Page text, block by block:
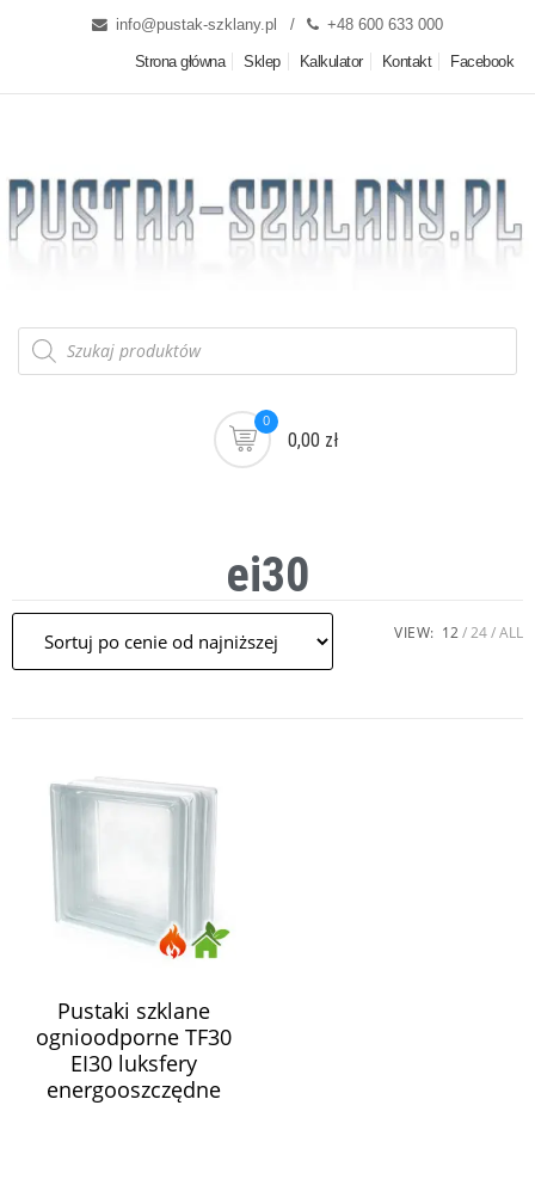
info@pustak-szklany.pl +48 600 633 000
Strona główna Sklep Kalkulator Kontakt Facebook
0
0,00 zł
ei30
VIEW: 12 24 ALL
Pustaki szklane
ognioodporne TF30
EI30 luksfery
energooszczędne